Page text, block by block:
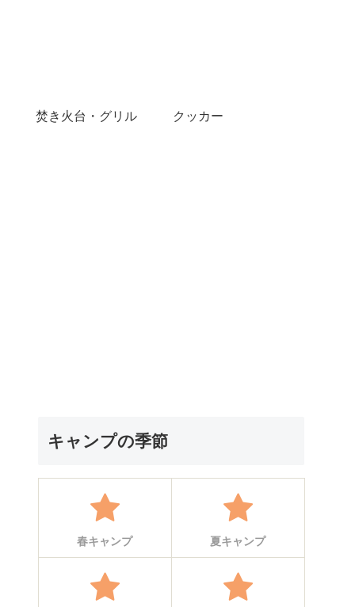
焚き火台・グリル クッカー
キャンプの季節
春キャンプ 夏キャンプ